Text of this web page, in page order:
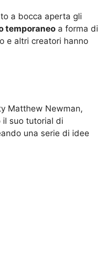
a bocca aperta gli
temporaneo a forma di
e altri creatori hanno
Matthew Newman,
il suo tutorial di
una serie di idee